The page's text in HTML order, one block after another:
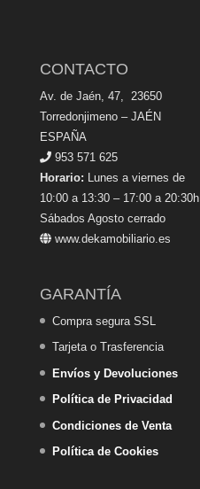
CONTACTO
Av. de Jaén, 47, 23650
Torredonjimeno – JAÉN
ESPAÑA
953 571 625
Horario: Lunes a viernes de
10:00 a 13:30 – 17:00 a 20:30h
Sábados Agosto cerrado
www.dekamobiliario.es
GARANTÍA
Compra segura SSL
Tarjeta o Trasferencia
Envíos y Devoluciones
Política de Privacidad
Condiciones de Venta
Política de Cookies